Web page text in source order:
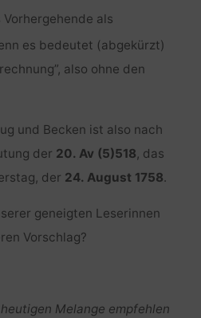
Vorhergehende als
es bedeutet (abgekürzt)
also ohne den
und Becken ist also nach
der 20. Av (5)518, das
der 24. August 1758.
geneigten Leserinnen
Vorschlag?
Melange empfehlen